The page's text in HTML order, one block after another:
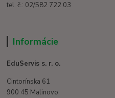
tel. č.: 02/582 722 03
Informácie
EduServis s. r. o.
Cintorínska 61
900 45 Malinovo